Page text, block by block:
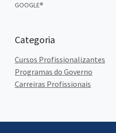
GOOGLE®
Categoria
Cursos Profissionalizantes
Programas do Governo
Carreiras Profissionais